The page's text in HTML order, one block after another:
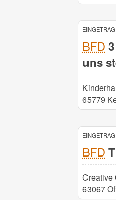
BFD
uns
65779
BFD
Creative
63067